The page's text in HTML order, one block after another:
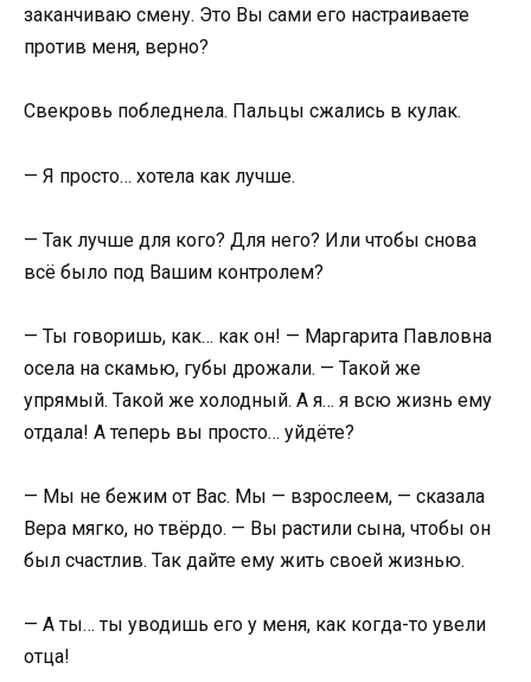
заканчиваю смену. Это Вы сами его настраиваете
против меня, верно?
Свекровь побледнела. Пальцы сжались в кулак.
— Я просто… хотела как лучше.
— Так лучше для кого? Для него? Или чтобы снова
всё было под Вашим контролем?
— Ты говоришь, как… как он! — Маргарита Павловна
осела на скамью, губы дрожали. — Такой же
упрямый. Такой же холодный. А я… я всю жизнь ему
отдала! А теперь вы просто… уйдёте?
— Мы не бежим от Вас. Мы — взрослеем, — сказала
Вера мягко, но твёрдо. — Вы растили сына, чтобы он
был счастлив. Так дайте ему жить своей жизнью.
— А ты… ты уводишь его у меня, как когда-то увели
отца!